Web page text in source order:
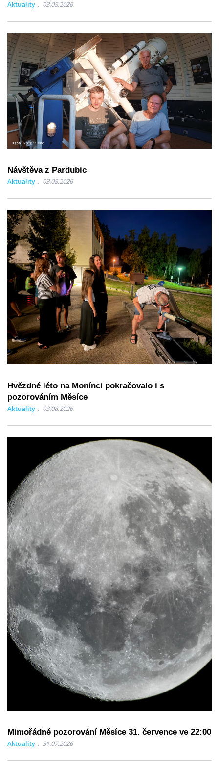
Aktuality 03.08.2026
Návštěva z Pardubic
Aktuality 03.08.2026
Hvězdné léto na Monínci pokračovalo i s
pozorováním Měsíce
Aktuality 03.08.2026
Mimořádné pozorování Měsíce 31. července ve 22:00
Aktuality 31.07.2026